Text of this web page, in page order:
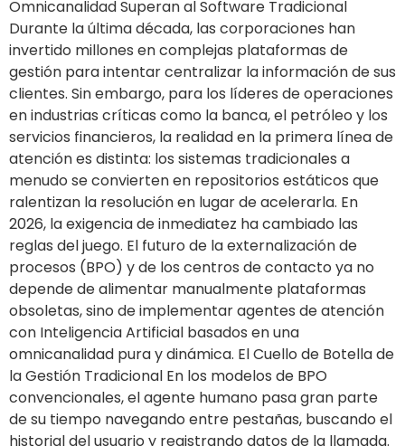
Omnicanalidad Superan al Software Tradicional
Durante la última década, las corporaciones han
invertido millones en complejas plataformas de
gestión para intentar centralizar la información de sus
clientes. Sin embargo, para los líderes de operaciones
en industrias críticas como la banca, el petróleo y los
servicios financieros, la realidad en la primera línea de
atención es distinta: los sistemas tradicionales a
menudo se convierten en repositorios estáticos que
ralentizan la resolución en lugar de acelerarla. En
2026, la exigencia de inmediatez ha cambiado las
reglas del juego. El futuro de la externalización de
procesos (BPO) y de los centros de contacto ya no
depende de alimentar manualmente plataformas
obsoletas, sino de implementar agentes de atención
con Inteligencia Artificial basados en una
omnicanalidad pura y dinámica. El Cuello de Botella de
la Gestión Tradicional En los modelos de BPO
convencionales, el agente humano pasa gran parte
de su tiempo navegando entre pestañas, buscando el
historial del usuario y registrando datos de la llamada.